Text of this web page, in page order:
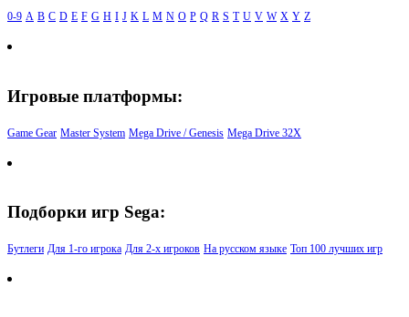
0-9 A B C D E F G H I J K L M N O P Q R S T U V W X Y Z
Игровые платформы:
Game Gear Master System Mega Drive / Genesis Mega Drive 32X
Подборки игр Sega:
Бутлеги Для 1-го игрока Для 2-х игроков На русском языке Топ 100 лучших игр